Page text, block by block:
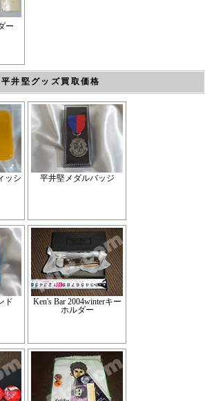
ー
平井堅グッズ買取価格
ッシ
平井堅メダルバッジ
ド
Ken's Bar 2004winterキー
ホルダー